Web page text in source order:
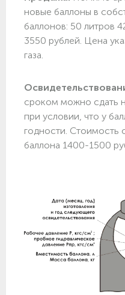
новые баллоны в
баллонов: 50 литров
3550 рублей. Цена
газа.
сроком можно сдать
при условии, что у
годности. Стоимость
баллона 1400-1500